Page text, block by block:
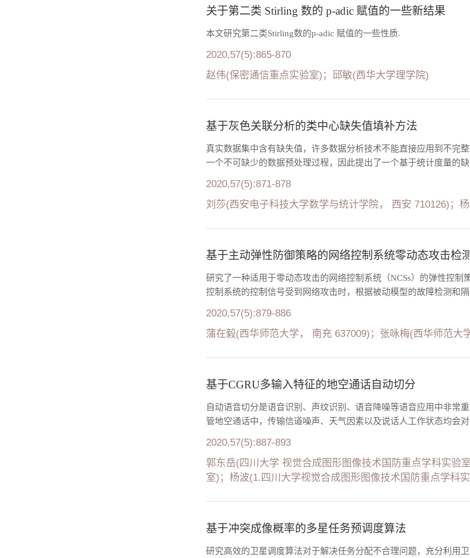
关于第二类 Stirling 数的 p-adic 赋值的一些新结果
本文研究第二类Stirling数的p-adic 赋值的一些性质.
2020,57(5):865-870
赵伟(保密通信重点实验室)；邱敏(西华大学理学院)
基于灰色关联分析的类中心缺失值填补方法
真实数据集中含有缺失值，许多数据分析技术不能直接应用到不完
一个不可缺少的数据预处理过程，因此提出了一个基于统计度量的
2020,57(5):871-878
刘莎(西安电子科技大学数学与统计学院， 西安 710126)；
基于主动弹性防御策略的网络控制系统零动态攻击检测
研究了一种适用于零动态攻击的网络控制系统（NCSs）的弹性控
控制系统的控制信号受到网络攻击时，根据被动模型的故障检测和
2020,57(5):879-886
蒲在毅(西华师范大学， 南充 637009)；张咏梅(西华师范
基于CGRU多输入特征的地空通话自动切分
自动语音切分是语音识别、声纹识别、语音降噪等语音应用中非常
管地空通话中，传输信道噪声、天气因素以及说话人工作状态均会
2020,57(5):887-893
郭东岳(四川大学 视觉合成图形图像技术国防重点学科实验
室)；杨波(1.四川大学视觉合成图形图像技术国防重点学科
基于冲突成像概率的多星任务预调度算法
研究高效的卫星调度算法对于解决任务分配不合理问题，充分利用